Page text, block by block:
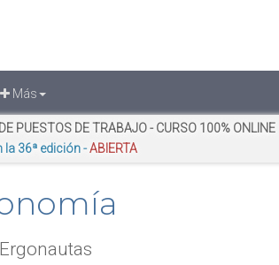
Más
PUESTOS DE TRABAJO - CURSO 100% ONLINE
la 36ª edición -ABIERTA